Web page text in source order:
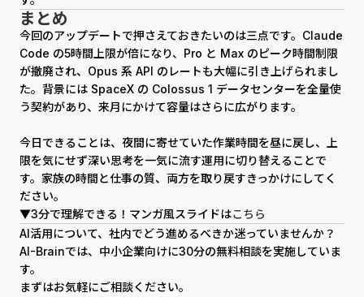
まとめ
今回のアップデートで押さえておきたいのは三点です。Claude
Code の5時間上限が倍になり、Pro と Max のピーク時間制限
が撤廃され、Opus 系 API のレートも大幅に引き上げられまし
た。背景には SpaceX の Colossus 1 データセンターを全量使
う契約があり、来月にかけて容量はさらに広がります。
今日できることは、夜間に寄せていた作業時間を昼に戻し、上
限を気にせず深い思考を一気に流す運用に切り替えることで
す。家族の時間と仕事の質、両方を取り戻すきっかけにしてく
ださい。
▼3分で理解できる！マンガ風スライドはこちら
AI活用について、社内でどう進めるべきか迷っていませんか？
AI-Brainでは、中小企業向けに30分の無料相談を実施していま
す。
まずはお気軽にご相談ください。